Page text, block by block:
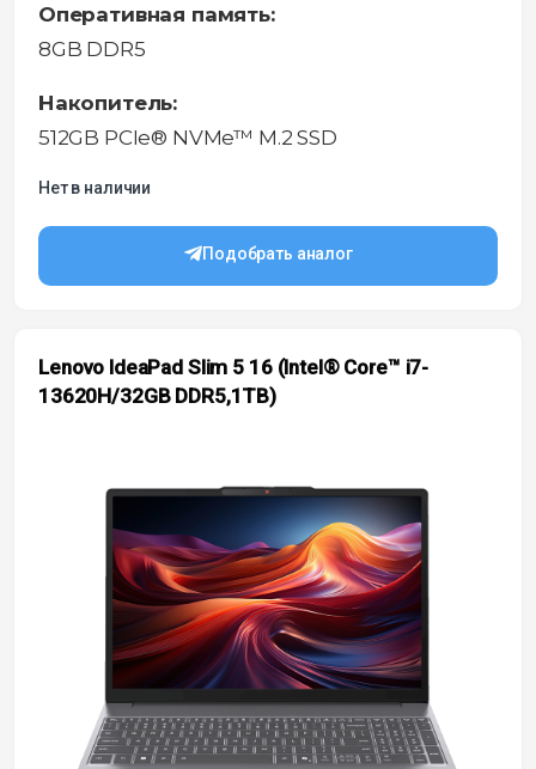
Оперативная память:
8GB DDR5
Накопитель:
512GB PCIe® NVMe™ M.2 SSD
Нет в наличии
Подобрать аналог
Lenovo IdeaPad Slim 5 16 (Intel® Core™ i7-
13620H/32GB DDR5,1TB)